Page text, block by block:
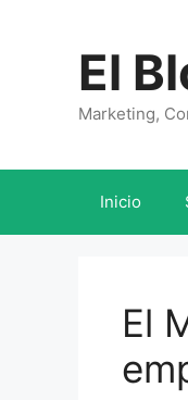
El
Marketing,
Inicio
El